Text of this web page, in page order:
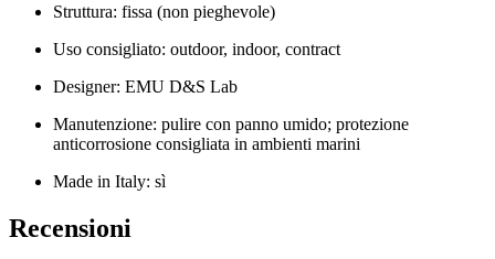
Struttura: fissa (non pieghevole)
Uso consigliato: outdoor, indoor, contract
Designer: EMU D&S Lab
Manutenzione: pulire con panno umido; protezione
anticorrosione consigliata in ambienti marini
Made in Italy: sì
Recensioni